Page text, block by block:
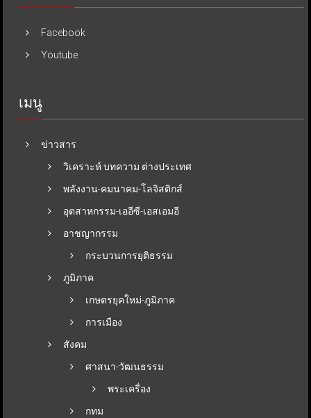
Facebook
Youtube
เมนู
ข่าวสาร
วิเคราะห์ บทความ ต่างประเทศ
พลังงาน-คมนาคม-โลจิสติกส์
อุตสาหกรรม-เออีซี-เอสเอมอี
อาชญากรรม
กระบวนการยุติธรรม
ภูมิภาค
เกษตรยุคใหม่-ภูมิภาค
การเมือง
สังคม
ศาสนา-วัฒนธรรม
พระเครื่อง
กทม